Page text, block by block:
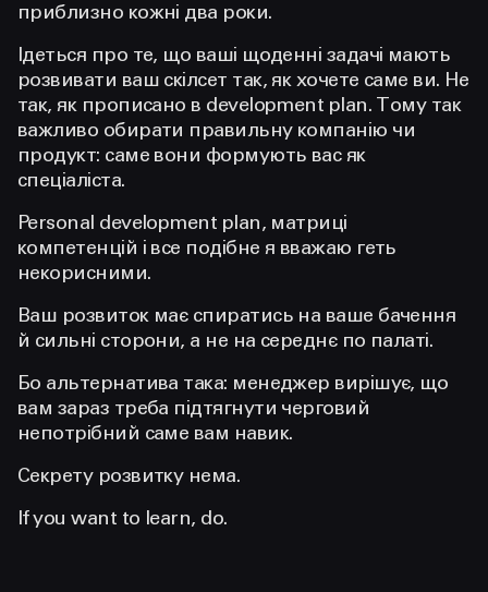
приблизно кожні два роки.
Ідеться про те, що ваші щоденні задачі мають
розвивати ваш скілсет так, як хочете саме ви. Не
так, як прописано в development plan. Тому так
важливо обирати правильну компанію чи
продукт: саме вони формують вас як
спеціаліста.
Personal development plan, матриці
компетенцій і все подібне я вважаю геть
некорисними.
Ваш розвиток має спиратись на ваше бачення
й сильні сторони, а не на середнє по палаті.
Бо альтернатива така: менеджер вирішує, що
вам зараз треба підтягнути черговий
непотрібний саме вам навик.
Секрету розвитку нема.
If you want to learn, do.